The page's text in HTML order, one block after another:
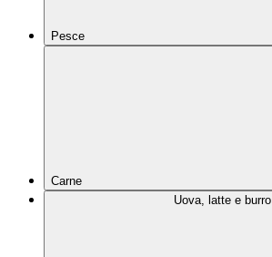
Pesce
Carne
Uova, latte e burro